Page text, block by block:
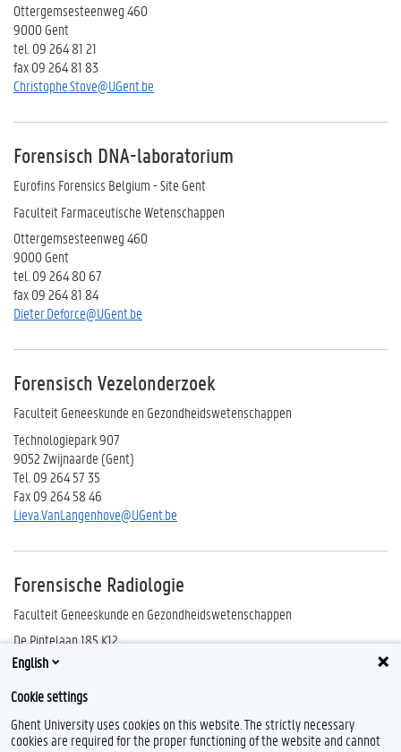
Ottergemsesteenweg 460
9000 Gent
tel. 09 264 81 21
fax 09 264 81 83
Christophe.Stove@UGent.be
Forensisch DNA-laboratorium
Eurofins Forensics Belgium - Site Gent
Faculteit Farmaceutische Wetenschappen
Ottergemsesteenweg 460
9000 Gent
tel. 09 264 80 67
fax 09 264 81 84
Dieter.Deforce@UGent.be
Forensisch Vezelonderzoek
Faculteit Geneeskunde en Gezondheidswetenschappen
Technologiepark 907
9052 Zwijnaarde (Gent)
Tel. 09 264 57 35
Fax 09 264 58 46
Lieva.VanLangenhove@UGent.be
Forensische Radiologie
Faculteit Geneeskunde en Gezondheidswetenschappen
De Pintelaan 185 K12
9000 Gent
Fax 09 332 49 69
English
Cookie settings
Ghent University uses cookies on this website. The strictly necessary
cookies are required for the proper functioning of the website and cannot